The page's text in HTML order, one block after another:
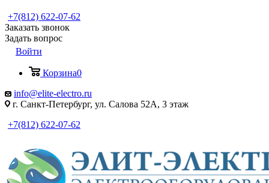
+7(812) 622-07-62
Заказать звонок
Задать вопрос
Войти
Корзина0
info@elite-electro.ru
г. Санкт-Петербург, ул. Салова 52А, 3 этаж
+7(812) 622-07-62